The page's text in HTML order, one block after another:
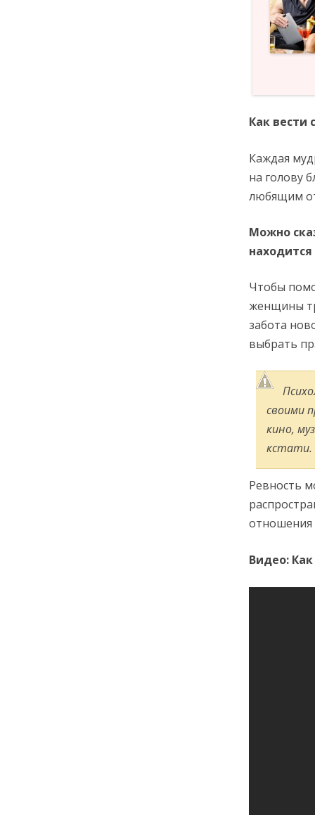
Как вести
Каждая
на голову
любящим
Можно
Чтобы
женщины
забота
выбрать
своими
кино,
кстати.
Ревность
отношения
Видео: